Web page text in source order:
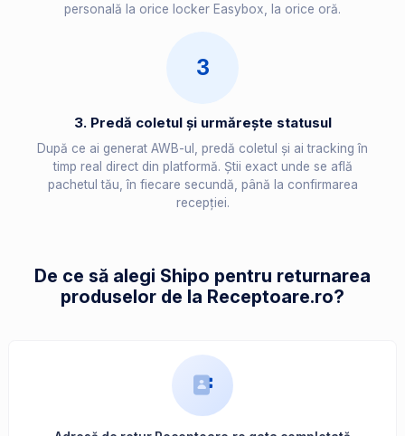
personală la orice locker Easybox, la orice oră.
3
3. Predă coletul și urmărește statusul
După ce ai generat AWB-ul, predă coletul și ai tracking în
timp real direct din platformă. Știi exact unde se află
pachetul tău, în fiecare secundă, până la confirmarea
recepției.
De ce să alegi Shipo pentru returnarea
produselor de la Receptoare.ro?